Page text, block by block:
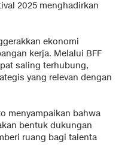
2025 menghadirkan
ekonomi
kerja. Melalui BFF
saling terhubung,
yang relevan dengan
menyampaikan bahwa
bentuk dukungan
ruang bagi talenta